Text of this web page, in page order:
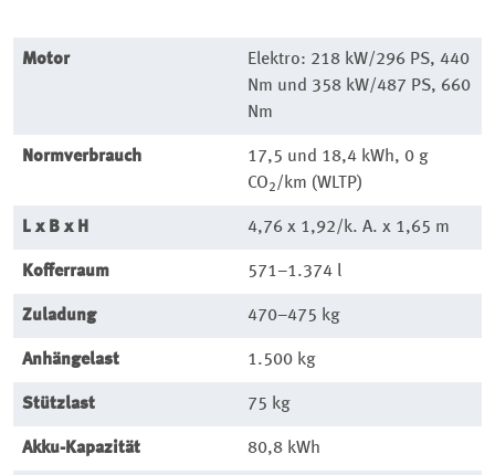
Motor
Elektro: 218 kW/296 PS, 440
Nm und 358 kW/487 PS, 660
Nm
Normverbrauch
17,5 und 18,4 kWh, 0 g
CO2/km (WLTP)
L x B x H 4,76 x 1,92/k. A. x 1,65 m
Kofferraum 571–1.374 l
Zuladung 470–475 kg
Anhängelast 1.500 kg
Stützlast 75 kg
Akku-Kapazität 80,8 kWh